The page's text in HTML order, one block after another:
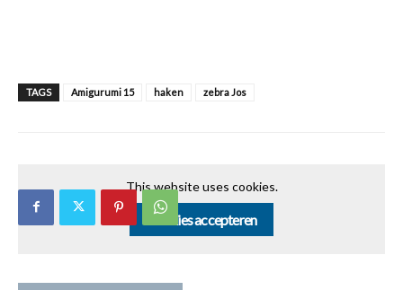
TAGS Amigurumi 15 haken zebra Jos
This website uses cookies.
Cookies accepteren